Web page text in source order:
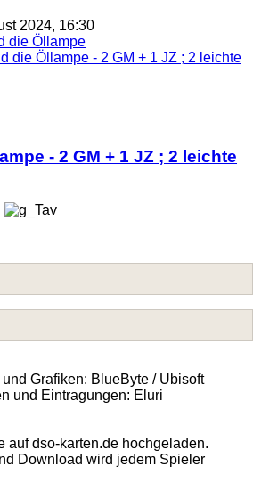
2024, 16:30
die Öllampe
die Öllampe - 2 GM + 1 JZ ; 2 leichte
- 2 GM + 1 JZ ; 2 leichte
Grafiken: BlueByte / Ubisoft
und Eintragungen: Eluri
auf dso-karten.de hochgeladen.
Download wird jedem Spieler